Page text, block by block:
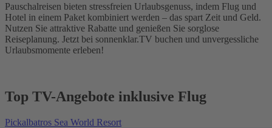
Pauschalreisen bieten stressfreien Urlaubsgenuss, indem Flug und
Hotel in einem Paket kombiniert werden – das spart Zeit und Geld.
Nutzen Sie attraktive Rabatte und genießen Sie sorglose
Reiseplanung. Jetzt bei sonnenklar.TV buchen und unvergessliche
Urlaubsmomente erleben!
Top TV-Angebote inklusive Flug
Pickalbatros Sea World Resort